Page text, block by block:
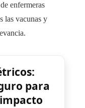
enfermeras
las vacunas y
para